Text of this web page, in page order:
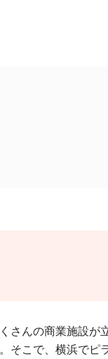
さんの商業施設が
そこで、横浜でピ